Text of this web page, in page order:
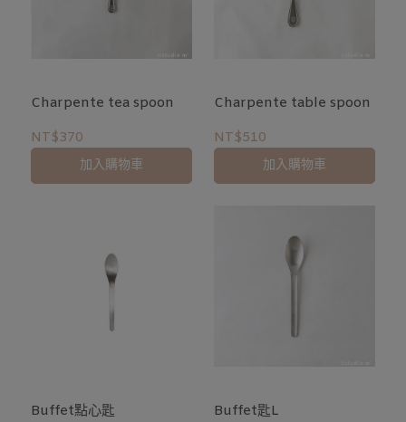
Charpente tea spoon
NT$370
加入購物車
Charpente table spoon
NT$510
加入購物車
Buffet點心匙
Buffet匙L